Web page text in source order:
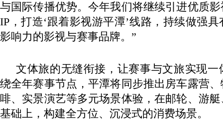
与国际传播优势。今年我们将继续引进优质
IP，打造‘跟着影视游平潭’线路，持续做强
影响力的影视与赛事品牌。”
文体旅的无缝衔接，让赛事与文旅实现一
绕全年赛事节点，平潭将同步推出房车露营
啡、实景演艺等多元场景体验，在邮轮、游
基础上，构建全方位、沉浸式的消费场景。